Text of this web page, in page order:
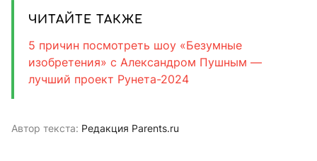
ЧИТАЙТЕ ТАКЖЕ
5 причин посмотреть шоу «Безумные
изобретения» с Александром Пушным —
лучший проект Рунета-2024
Автор текста: Редакция Parents.ru